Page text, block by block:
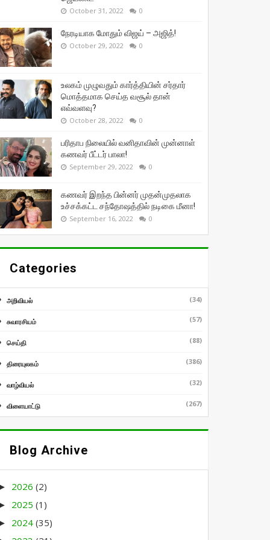
October 31, 2022 0
நேரடியாக மோதும் விஜய் – அஜித்!
October 29, 2022 0
உலகம் முழுவதும் கார்த்தியின் சர்தார்
மொத்தமாக செய்த வசூல் தான்
எவ்வளவு?
October 28, 2022 0
பரிதாப நிலையில் வனிதாவின் முன்னாள்
கணவர் பீட்டர் பாலா!
September 29, 2022 0
கணவர் இறந்த பின்னர் முதன்முதலாக
உச்சக்கட்ட சந்தோஷத்தில் நடிகை மீனா!
September 16, 2022 0
Categories
அறிவியல் (34)
சுவாரசியம் (57)
செய்தி (88)
திரையுலகம் (386)
வாழ்வியல் (32)
விளையாட்டு (267)
Blog Archive
► 2026(2)
► 2025(1)
► 2024(35)